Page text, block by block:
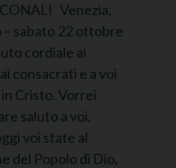
Venezia,
– sabato 22 ottobre
cordiale ai
consacrati e a voi
Cristo. Vorrei
saluto a voi,
voi state al
del Popolo di Dio,